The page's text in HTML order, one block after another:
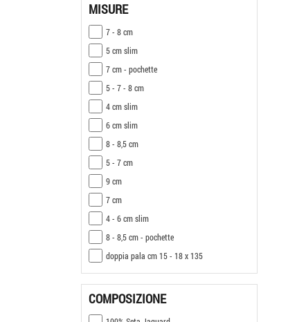
MISURE
7 - 8 cm
5 cm slim
7 cm - pochette
5 - 7 - 8 cm
4 cm slim
6 cm slim
8 - 8,5 cm
5 - 7 cm
9 cm
7 cm
4 - 6 cm slim
8 - 8,5 cm - pochette
doppia pala cm 15 - 18 x 135
COMPOSIZIONE